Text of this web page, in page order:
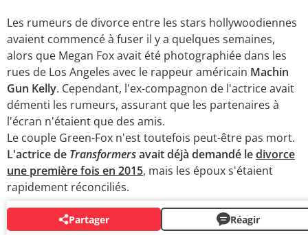
Les rumeurs de divorce entre les stars hollywoodiennes
avaient commencé à fuser il y a quelques semaines,
alors que Megan Fox avait été photographiée dans les
rues de Los Angeles avec le rappeur américain Machin
Gun Kelly. Cependant, l'ex-compagnon de l'actrice avait
démenti les rumeurs, assurant que les partenaires à
l'écran n'étaient que des amis.
Le couple Green-Fox n'est toutefois peut-être pas mort.
L'actrice de Transformersavait déjà demandé ledivorce
une première fois en 2015, mais les époux s'étaient
rapidement réconciliés.
Partager Réagir